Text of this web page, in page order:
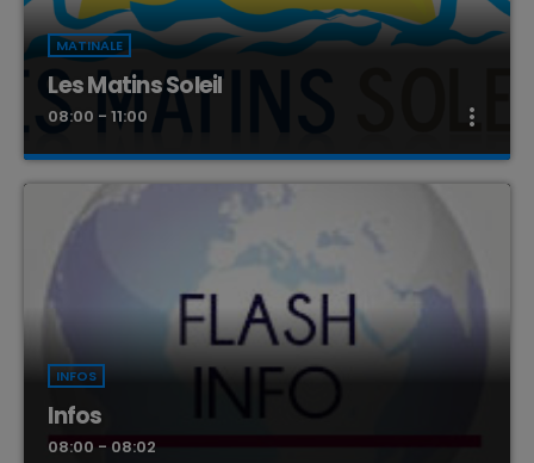
MATINALE
Les Matins Soleil
08:00 - 11:00 more_vert
Les Matins Soleil
Animé par Louis King
Matinale comprenant l'éphémeride, l'horoscope et des petites
actus insolites, des infos peoples... musiques variées. Avec
Louis KIngs, Clara, Cedric et Jean-Philippe.
close
INFOS
Infos
08:00 - 08:02